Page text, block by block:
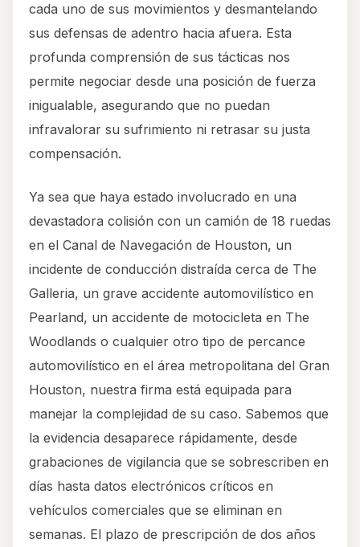
cada uno de sus movimientos y desmantelando
sus defensas de adentro hacia afuera. Esta
profunda comprensión de sus tácticas nos
permite negociar desde una posición de fuerza
inigualable, asegurando que no puedan
infravalorar su sufrimiento ni retrasar su justa
compensación.
Ya sea que haya estado involucrado en una
devastadora colisión con un camión de 18 ruedas
en el Canal de Navegación de Houston, un
incidente de conducción distraída cerca de The
Galleria, un grave accidente automovilístico en
Pearland, un accidente de motocicleta en The
Woodlands o cualquier otro tipo de percance
automovilístico en el área metropolitana del Gran
Houston, nuestra firma está equipada para
manejar la complejidad de su caso. Sabemos que
la evidencia desaparece rápidamente, desde
grabaciones de vigilancia que se sobrescriben en
días hasta datos electrónicos críticos en
vehículos comerciales que se eliminan en
semanas. El plazo de prescripción de dos años